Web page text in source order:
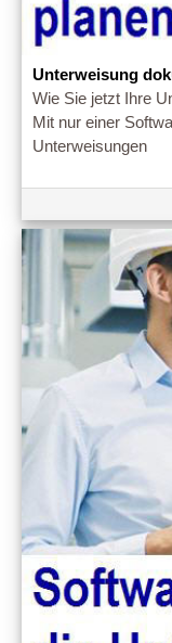
Unterweisung
Wie Sie jetzt Ihre
Mit nur einer
Unterweisungen